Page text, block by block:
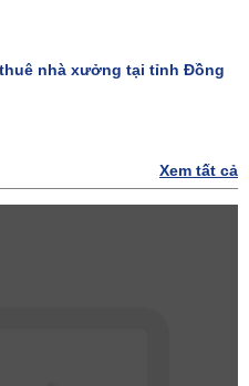
nhà xưởng tại tỉnh Đồng
Xem tất cả